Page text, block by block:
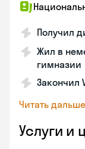
Получил
Жил в
гимназии
Закончил
Читать дальше
Услуги и